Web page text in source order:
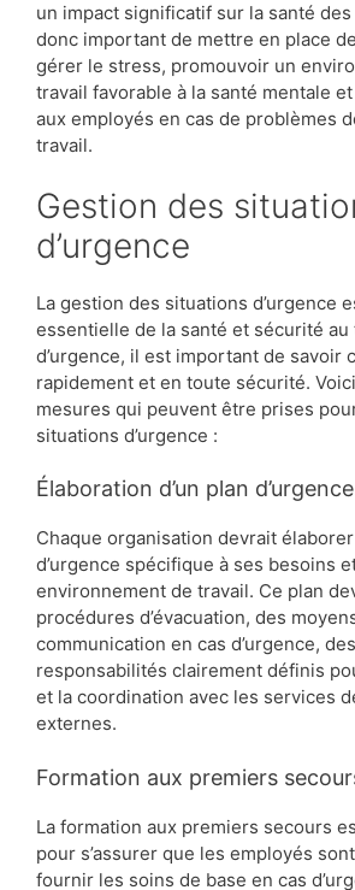
un impact significatif sur la santé
donc important de mettre en place
gérer le stress, promouvoir un
travail favorable à la santé mentale
aux employés en cas de problèmes
travail.
Gestion des situations
d’urgence
La gestion des situations d’urgence
essentielle de la santé et sécurité au
d’urgence, il est important de savoir
rapidement et en toute sécurité.
mesures qui peuvent être prises
situations d’urgence :
Élaboration d’un plan d’urgence
Chaque organisation devrait
d’urgence spécifique à ses besoins
environnement de travail. Ce plan
procédures d’évacuation, des
communication en cas d’urgence,
responsabilités clairement définis
et la coordination avec les services
externes.
Formation aux premiers
La formation aux premiers secours
pour s’assurer que les employés
fournir les soins de base en cas